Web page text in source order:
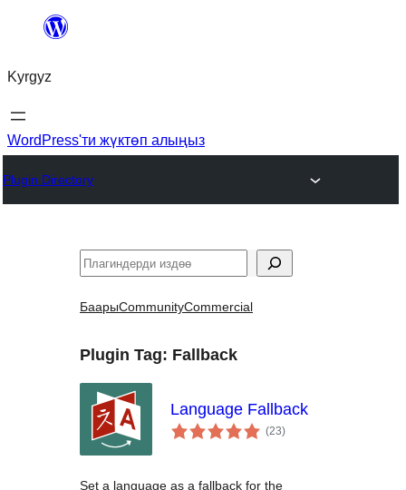
Мазмунга
Kyrgyz
WordPress'ти жүктөп алыңыз
Plugin Directory
Издөө
БаарыCommunityCommercial
Plugin Tag: Fallback
Language Fallback
(23total
ratings
)
Set a language as a fallback for the